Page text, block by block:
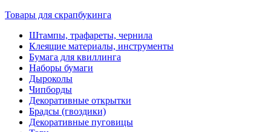
Товары для скрапбукинга
Штампы, трафареты, чернила
Клеящие материалы, инструменты
Бумага для квиллинга
Наборы бумаги
Дыроколы
Чипборды
Декоративные открытки
Брадсы (гвоздики)
Декоративные пуговицы